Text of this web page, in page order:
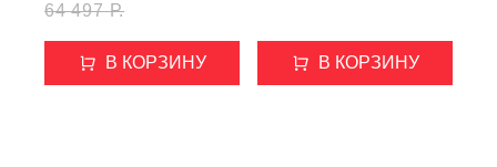
64 497 Р.
В КОРЗИНУ В КОРЗИНУ